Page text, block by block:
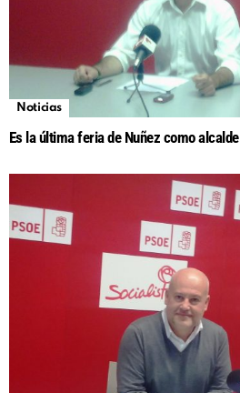
Noticias
Es la última feria de Nuñez como alcalde